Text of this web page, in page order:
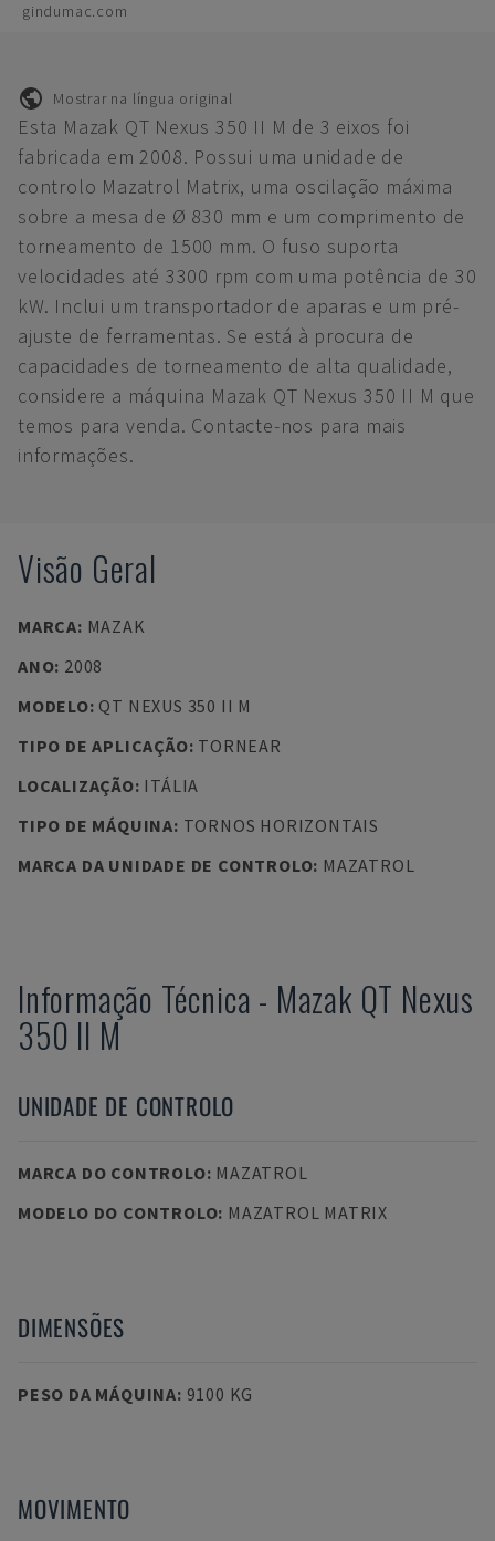
gindumac.com
Mostrar na língua original
Esta Mazak QT Nexus 350 II M de 3 eixos foi
fabricada em 2008. Possui uma unidade de
controlo Mazatrol Matrix, uma oscilação máxima
sobre a mesa de Ø 830 mm e um comprimento de
torneamento de 1500 mm. O fuso suporta
velocidades até 3300 rpm com uma potência de 30
kW. Inclui um transportador de aparas e um pré-
ajuste de ferramentas. Se está à procura de
capacidades de torneamento de alta qualidade,
considere a máquina Mazak QT Nexus 350 II M que
temos para venda. Contacte-nos para mais
informações.
Visão Geral
MARCA: MAZAK
ANO: 2008
MODELO: QT NEXUS 350 II M
TIPO DE APLICAÇÃO: TORNEAR
LOCALIZAÇÃO: ITÁLIA
TIPO DE MÁQUINA: TORNOS HORIZONTAIS
MARCA DA UNIDADE DE CONTROLO: MAZATROL
Informação Técnica - Mazak QT Nexus
350 II M
UNIDADE DE CONTROLO
MARCA DO CONTROLO: MAZATROL
MODELO DO CONTROLO: MAZATROL MATRIX
DIMENSÕES
PESO DA MÁQUINA: 9100 KG
MOVIMENTO